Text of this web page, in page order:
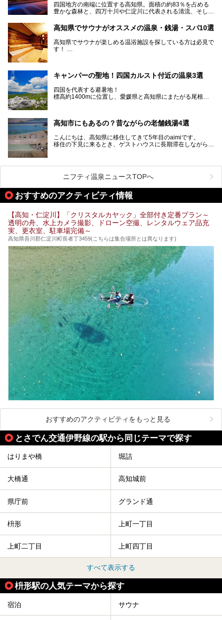
四国地方の南端に位置する高知県。面積の約83％を占める
豊かな森林と、四万十川や仁淀川に代表される清流、そして
魅力がぎゅっと詰まった県です。
高知県はまた、カツオのたたきをはじめとする海産物や清流
で育つ川魚、大皿にごちそうがどっさり盛られた皿鉢料理、
柚子などの柑橘類、地酒といったグルメが充実していること
でも知られます。ここでは、温泉とあわせて自然の景観やグ
高知県でサウナがオススメの温泉・銭湯・スパ10選
高知県でサウナが楽しめる温浴施設を探している方は必見で
す！
ぜひこれを読んで高知のサウナ探しの参考してくださいね！
キャンパーの聖地！四国カルスト付近の温泉3選
四国を代表する避暑地！
標高約1400mに位置し、愛媛県と高知県にまたがる尾根沿
が見れる場所。
帰り温泉（お風呂）がありません。
中でもライターおすすめの３つの温泉をご紹介します。
などが問題なければ、温泉に入ってから向かうことをオスス
メします。
なぜなら最寄り温泉でも車で４０分、山を降りていかねばな
りませんからね…！！
もしくは、翌日キャンプ帰りに立ち寄るのもおすすめです。
それでは見ていきましょう。
高知市にもあるの？昔ながらの老舗銭湯4選
こんにちは、高知県に移住してきて5年目のaimiです。
移住の下見に来るとき、ゲストハウスに長期滞在しながら観
高知市というと、高知県の人口の半分が集まっているにぎや
かなイメージがある方も多いかと思いますが、昔ながらの老
舗銭湯がけっこうな数あるのですよ。
規模は小さいながら、元気に営業中なので観光がてら訪問し
てみてはいかがでしょう？
Kですよ♪
それではチェックしてきましょう♪
ニフティ温泉ニュースTOPへ
おすすめのアクティビティ情報
【高知・仁淀川】「クリスタルカヤック」全部付き定番プラン～
透明の舟、水上カメラ撮影、ドローン空撮、レンタルウェア品充
実、更衣室、駐車場完備～
高知県吾川郡仁淀川町長者丁3459(こちらは集合場所とは異なります)
おすすめのアクティビティをもっと見る
とさでん交通伊野線の駅から同じテーマで探す
はりまや橋 堀詰
大橋通 高知城前
県庁前 グランド通
枡形 上町一丁目
上町二丁目 上町四丁目
すべて表示する
枡形駅の人気テーマから探す
宿泊 サウナ